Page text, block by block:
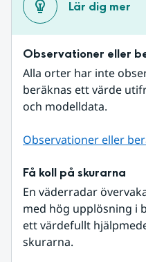
Lär dig mer
Observationer eller
Alla orter har inte
beräknas ett värde
och modelldata.
Observationer eller
Få koll på skurarna
En väderradar
med hög upplösning i
ett värdefullt
skurarna.